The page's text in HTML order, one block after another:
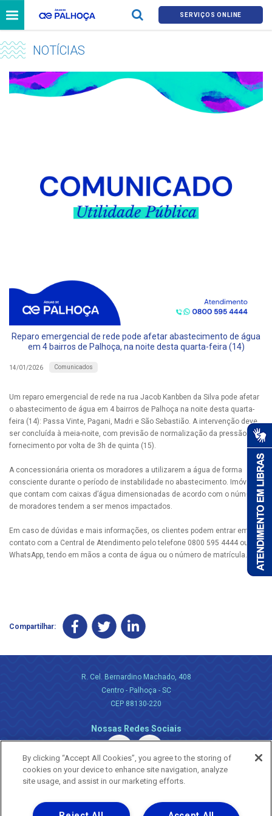
SERVIÇOS ONLINE
NOTÍCIAS
Reparo emergencial de rede pode afetar abastecimento de água
em 4 bairros de Palhoça, na noite desta quarta-feira (14)
14/01/2026 Comunicados
Um reparo emergencial de rede na rua Jacob Kanbben da Silva pode afetar
o abastecimento de água em 4 bairros de Palhoça na noite desta quarta-
feira (14): Passa Vinte, Pagani, Madri e São Sebastião. A intervenção deve
ser concluída à meia-noite, com previsão de normalização da pressão e do
fornecimento por volta de 3h de quinta (15).
A concessionária orienta os moradores a utilizarem a água de forma
consciente durante o período de instabilidade no abastecimento. Imóveis
que contam com caixas d’água dimensionadas de acordo com o número
de moradores tendem a ser menos impactados.
Em caso de dúvidas e mais informações, os clientes podem entrar em
contato com a Central de Atendimento pelo telefone 0800 595 4444 ou via
WhatsApp, tendo em mãos a conta de água ou o número de matrícula.
Compartilhar:
R. Cel. Bernardino Machado, 408
Centro - Palhoça - SC
CEP 88130-220
Nossas Redes Sociais
By clicking “Accept All Cookies”, you agree to the storing of
cookies on your device to enhance site navigation, analyze
site usage, and assist in our marketing efforts.